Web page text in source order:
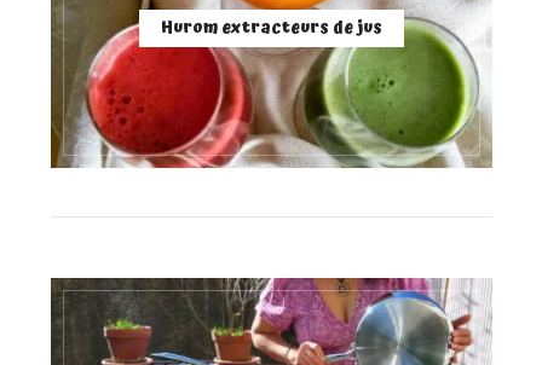
Hurom extracteurs de jus